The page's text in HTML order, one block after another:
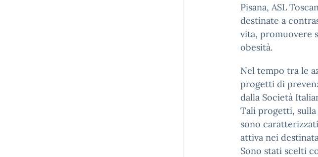
Pisana, ASL
destinate a
vita, promuovere
obesità.
Nel tempo tra le
progetti di
dalla Società
Tali progetti, sulla
sono
attiva nei
Sono stati scelti